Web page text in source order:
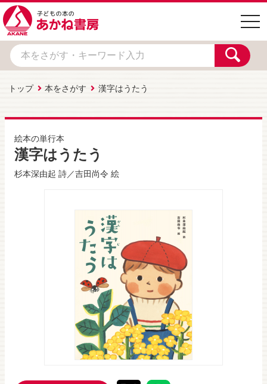
トップ 本をさがす 漢字はうたう
絵本の単行本
漢字はうたう
杉本深由起 詩／吉田尚令 絵